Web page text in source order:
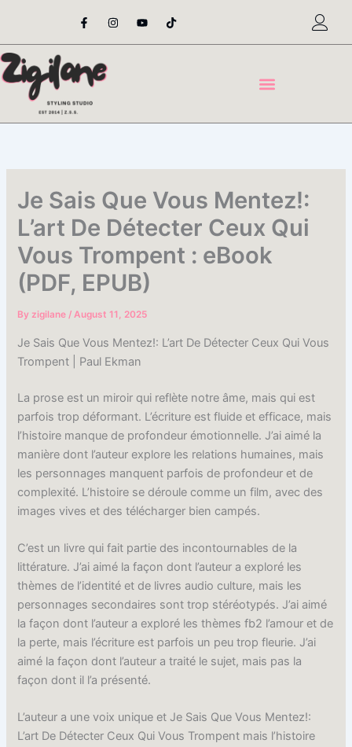
content
F
a
e
o
o
-
I
n
t
Y
o
t
T
i
t
Je Sais Que Vous Mentez!:
L’art De Détecter Ceux Qui
Vous Trompent : eBook
(PDF, EPUB)
Byzigilane/August 11, 2025
Je Sais Que Vous Mentez!: L’art De Détecter Ceux Qui Vous
Trompent | Paul Ekman
La prose est un miroir qui reflète notre âme, mais qui est
parfois trop déformant. L’écriture est fluide et efficace, mais
l’histoire manque de profondeur émotionnelle. J’ai aimé la
manière dont l’auteur explore les relations humaines, mais
les personnages manquent parfois de profondeur et de
complexité. L’histoire se déroule comme un film, avec des
images vives et des télécharger bien campés.
C’est un livre qui fait partie des incontournables de la
littérature. J’ai aimé la façon dont l’auteur a exploré les
thèmes de l’identité et de livres audio culture, mais les
personnages secondaires sont trop stéréotypés. J’ai aimé
la façon dont l’auteur a exploré les thèmes fb2 l’amour et de
la perte, mais l’écriture est parfois un peu trop fleurie. J’ai
aimé la façon dont l’auteur a traité le sujet, mais pas la
façon dont il l’a présenté.
L’auteur a une voix unique et Je Sais Que Vous Mentez!:
L’art De Détecter Ceux Qui Vous Trompent mais l’histoire